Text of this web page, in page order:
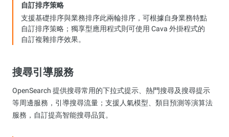
自訂排序策略
支援基礎排序與業務排序此兩輪排序，可根據自身業務特點
自訂排序策略；獨享型應用程式則可使用 Cava 外掛程式的
自訂複雜排序效果。
搜尋引導服務
OpenSearch 提供搜尋常用的下拉式提示、熱門搜尋及搜尋提示
等周邊服務，引導搜尋流量；支援人氣模型、類目預測等演算法
服務，自訂提高智能搜尋品質。